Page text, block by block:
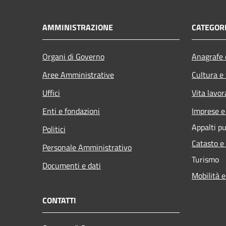
AMMINISTRAZIONE
Organi di Governo
Aree Amministrative
Uffici
Enti e fondazioni
Politici
Personale Amministrativo
Documenti e dati
Cultura
Vita
Imprese
Appalti
Catasto
Turismo
Mobilità
CONTATTI